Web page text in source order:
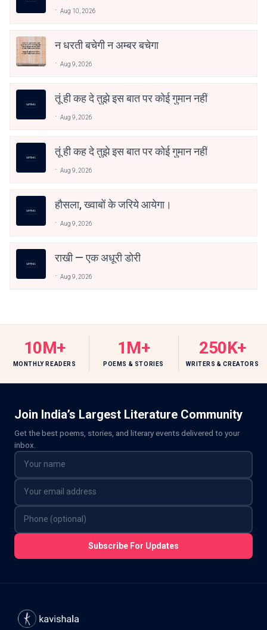
Aug 10, 2026
न धरती बचेगी न अम्बर बचेगा
Aug 9, 2026
तूं ही कह दे तुझे इस बात पर कोई गुमान नहीं
Aug 9, 2026
तूं ही कह दे तुझे इस बात पर कोई गुमान नहीं
Aug 9, 2026
हौसला, ख्वाबों के जरिये आयेगा।
Aug 9, 2026
राखी — एक अधूरी डोरी
Aug 9, 2026
10M+
MONTHLY READERS
1M+
POEMS & STORIES
250K+
WRITERS & CREATORS
Join India’s Largest Literature Community
Get the best poems, stories, and literary events delivered to your
inbox.
Subscribe For Updates